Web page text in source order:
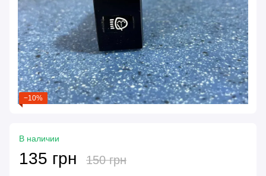
−10%
В наличии
135 грн 150 грн